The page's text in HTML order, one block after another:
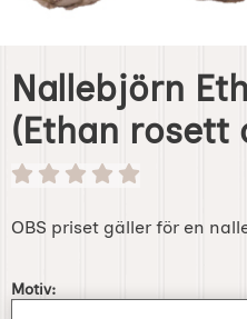
Nallebjörn
(Ethan rosett
OBS priset gäller för en
Motiv: